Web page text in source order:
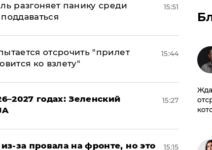
разгоняет панику среди
15:51
отсрочить "прилет
ко взлету"
15:44
годах: Зеленский
15:27
за провала на фронте, но это 15:15